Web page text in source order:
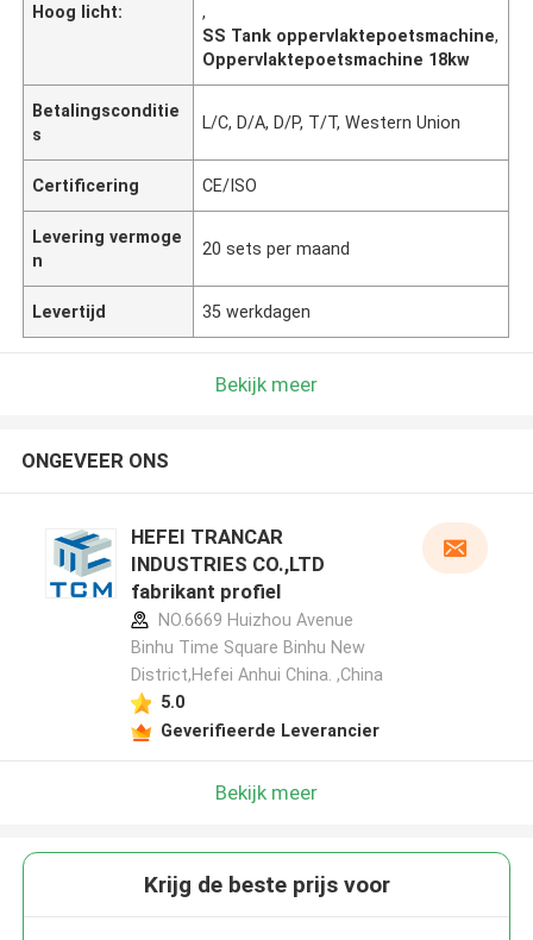
Hoog licht:
,
SS Tank oppervlaktepoetsmachine,
Oppervlaktepoetsmachine 18kw
Betalingsconditie
s
L/C, D/A, D/P, T/T, Western Union
Certificering CE/ISO
Levering vermoge
n
20 sets per maand
Levertijd 35 werkdagen
Bekijk meer
ONGEVEER ONS
HEFEI TRANCAR
INDUSTRIES CO.,LTD
fabrikant profiel
NO.6669 Huizhou Avenue
Binhu Time Square Binhu New
District,Hefei Anhui China. ,China
5.0
Geverifieerde Leverancier
Bekijk meer
Krijg de beste prijs voor